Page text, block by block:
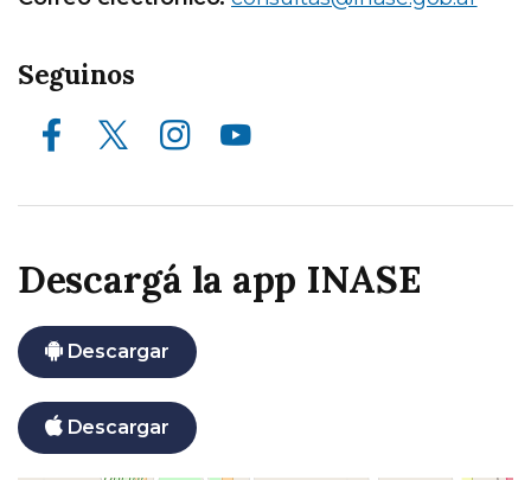
Seguinos
Facebook X (ex Twitter) Instagram
Descargá la app INASE
Descargar
Descargar